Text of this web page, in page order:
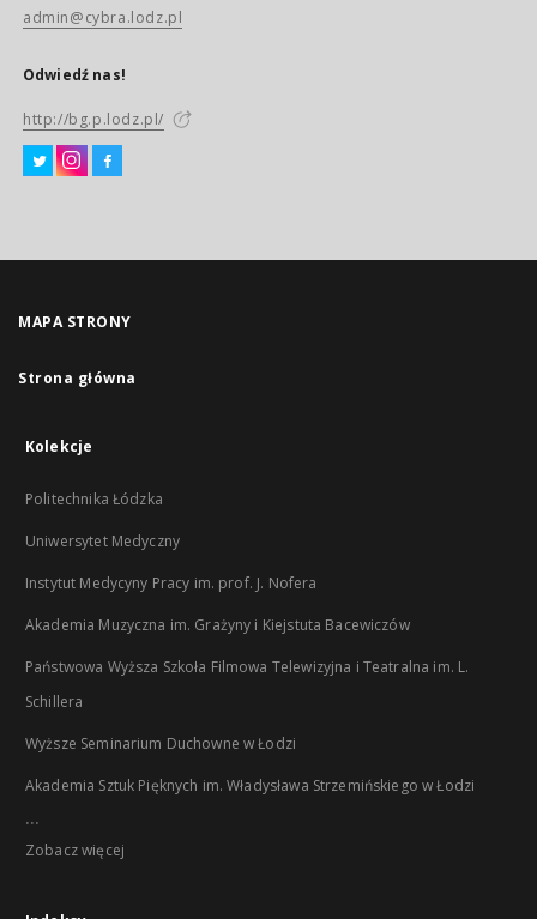
admin@cybra.lodz.pl
Odwiedź nas!
http://bg.p.lodz.pl/
MAPA STRONY
Strona główna
Kolekcje
Politechnika Łódzka
Uniwersytet Medyczny
Instytut Medycyny Pracy im. prof. J. Nofera
Akademia Muzyczna im. Grażyny i Kiejstuta Bacewiczów
Państwowa Wyższa Szkoła Filmowa Telewizyjna i Teatralna im. L.
Schillera
Wyższe Seminarium Duchowne w Łodzi
Akademia Sztuk Pięknych im. Władysława Strzemińskiego w Łodzi
...
Zobacz więcej